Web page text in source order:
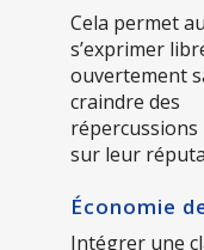
Cela permet
s’exprimer
ouvertement
craindre des
sur leur
Économie
Intégrer une